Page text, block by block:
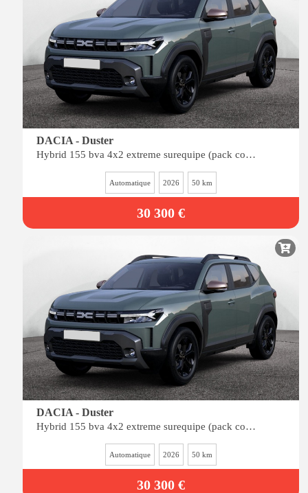
DACIA - Duster
Hybrid 155 bva 4x2 extreme surequipe (pack cold, pack city, pack techno)
Automatique 2026 50 km
30 300 €
DACIA - Duster
Hybrid 155 bva 4x2 extreme surequipe (pack cold, pack city, pack techno)
Automatique 2026 50 km
30 300 €